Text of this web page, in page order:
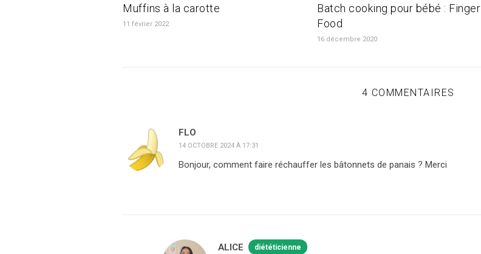
Muffins à la carotte
11 février 2022
Batch cooking pour bébé : Finger
Food
16 décembre 2020
4 COMMENTAIRES
FLO
14 OCTOBRE 2024 À 17:31
Bonjour, comment faire réchauffer les bâtonnets de panais ? Merci
ALICE diététicienne